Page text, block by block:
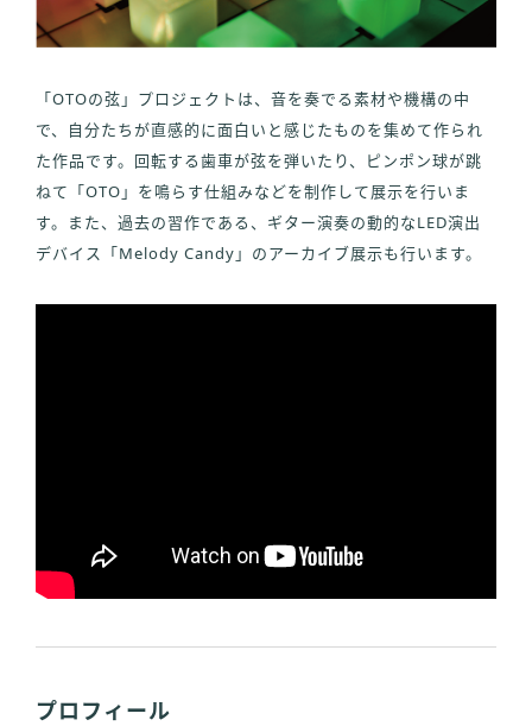
「OTOの弦」プロジェクトは、音を奏でる素材や機構の中
で、自分たちが直感的に面白いと感じたものを集めて作られ
た作品です。回転する歯車が弦を弾いたり、ピンポン球が跳
ねて「OTO」を鳴らす仕組みなどを制作して展示を行いま
す。また、過去の習作である、ギター演奏の動的なLED演出
デバイス「Melody Candy」のアーカイブ展示も行います。
プロフィール